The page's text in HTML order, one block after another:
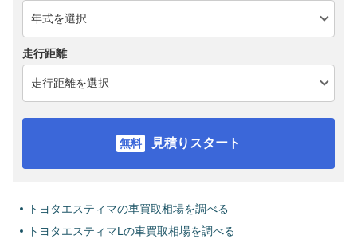
走行距離
見積りスタート
トヨタエスティマの車買取相場を調べる
トヨタエスティマLの車買取相場を調べる